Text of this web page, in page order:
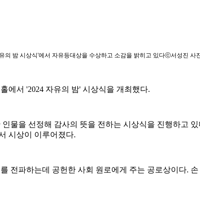
의 밤 시상식'에서 자유등대상을 수상하고 소감을 밝히고 있다ⓒ서성진 사
에서 '2024 자유의 밤' 시상식을 개최했다.
물을 선정해 감사의 뜻을 전하는 시상식을 진행하
시상이 이루어졌다.
전파하는데 공헌한 사회 원로에게 주는 공로상이다.